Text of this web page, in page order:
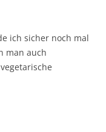
ich sicher noch mal
man auch